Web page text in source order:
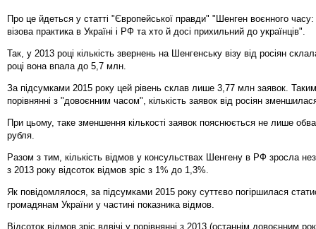
Про це йдеться у статті "Європейської правди" "Шенген воєнного часу:
візова практика в Україні і РФ та хто й досі прихильний до українців".
Так, у 2013 році кількість звернень на Шенгенську візу від росіян
році вона впала до 5,7 млн.
За підсумками 2015 року цей рівень склав лише 3,77 млн заявок.
порівнянні з "довоєнним часом", кількість заявок від росіян
При цьому, таке зменшення кількості заявок пояснюється не лише
рубля.
Разом з тим, кількість відмов у консульствах Шенгену в РФ зросла
з 2013 року відсоток відмов зріс з 1% до 1,3%.
Як повідомлялося, за підсумками 2015 року суттєво погіршилася
громадянам України у частині показника відмов.
Відсоток відмов зріс вдвічі у порівнянні з 2013 (останнім довоєнним